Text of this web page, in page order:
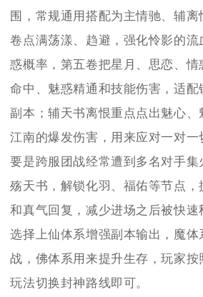
围，常规通用搭配为主情驰、辅
卷点满荡漾、趋避，强化怜影的流
惑概率，第五卷把星月、思恋、情
命中、魅惑精通和技能伤害，适配
副本；辅天书离恨重点点出魅心、
江南的爆发伤害，用来应对一对一
要是跨服团战经常遭到多名对手集
殇天书，解锁化羽、福佑等节点，
和真气回复，减少进场之后被快速
选择上仙体系增强副本输出，魔体
战，佛体系用来提升生存，玩家按
玩法切换封神路线即可。